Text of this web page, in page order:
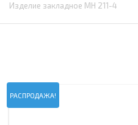
Изделие закладное МН 211-4
РАСПРОДАЖА!